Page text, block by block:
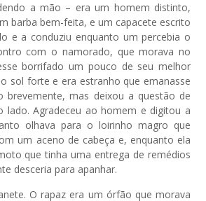
a mão – era um homem distinto,
barba bem-feita, e um capacete escrito
e a conduziu enquanto um percebia o
com o namorado, que morava no
borrifado um pouco de seu melhor
sol forte e era estranho que emanasse
brevemente, mas deixou a questão de
Agradeceu ao homem e digitou a
olhava para o loirinho magro que
um aceno de cabeça e, enquanto ela
que tinha uma entrega de remédios
desceria para apanhar.
O rapaz era um órfão que morava